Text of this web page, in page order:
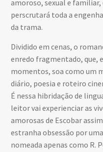
amoroso, sexual e familiar,
perscrutará toda a
da trama.
Dividido em cenas, o
enredo fragmentado, que,
momentos, soa como um
diário, poesia e roteiro
É nessa hibridação de
leitor vai experienciar as
amorosas de Escobar
estranha obsessão por
nomeada apenas como R.